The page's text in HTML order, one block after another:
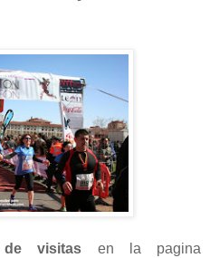
visitas en la pagina